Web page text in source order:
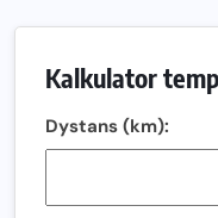
Fabrykanta.
Złota Seria 42
Kalkulator
Dystans (km):